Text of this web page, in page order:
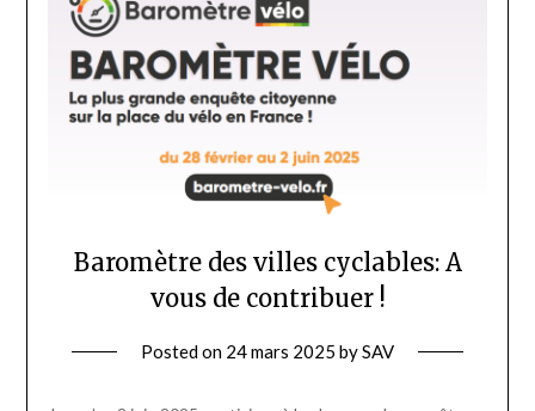
Baromètre des villes cyclables: A
vous de contribuer !
Posted on 24 mars 2025 bySAV